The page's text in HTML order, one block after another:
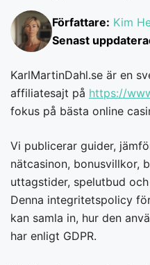
Författare: Kim
Senast
KarlMartinDahl.se är en
affiliatesajt på https://
fokus på bästa online
Vi publicerar guider,
nätcasinon, bonusvillkor,
uttagstider, spelutbud
Denna integritetspolicy
kan samla in, hur den
har enligt GDPR.